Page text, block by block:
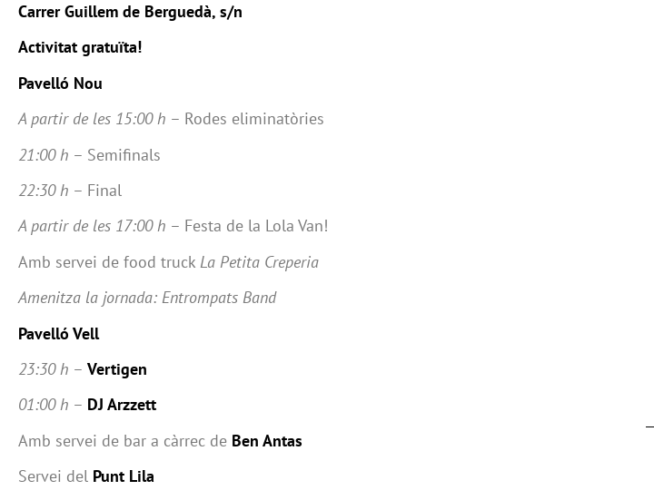
Carrer Guillem de Berguedà, s/n
Activitat gratuïta!
Pavelló Nou
A partir de les 15:00 h – Rodes eliminatòries
21:00 h – Semifinals
22:30 h – Final
A partir de les 17:00 h – Festa de la Lola Van!
Amb servei de food truck La Petita Creperia
Amenitza la jornada: Entrompats Band
Pavelló Vell
23:30 h – Vertigen
01:00 h – DJ Arzzett
Amb servei de bar a càrrec de Ben Antas
Servei del Punt Lila